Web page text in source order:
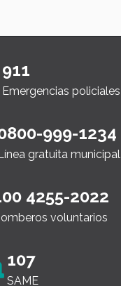
911
Emergencias policiales
999-1234
gratuita municipal
4255-2022
voluntarios
107
SAME